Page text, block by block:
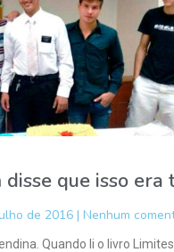
disse que isso
de 2016 Nenhum
Quando li o livro